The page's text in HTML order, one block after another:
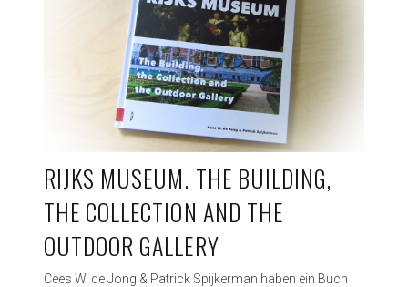
RIJKS MUSEUM. THE BUILDING,
THE COLLECTION AND THE
OUTDOOR GALLERY
Cees W. de Jong & Patrick Spijkerman haben ein Buch